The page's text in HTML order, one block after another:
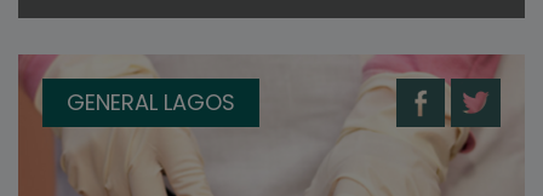
GENERAL LAGOS